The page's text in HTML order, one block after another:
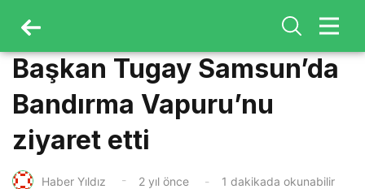
Başkan Tugay Samsun’da
Bandırma Vapuru’nu
ziyaret etti
Haber Yıldız 2 yıl önce 1 dakikada okunabilir